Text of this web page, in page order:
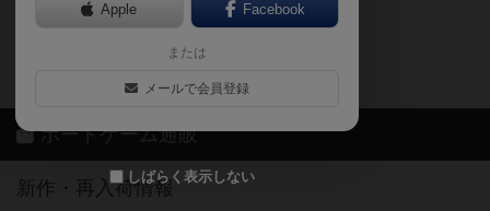
Apple Facebook
または
メールで会員登録
しばらく表示しない
ボードゲーム業界コラム
ボドゲーマご利用案内
ボードゲーム通販
新作・再入荷情報